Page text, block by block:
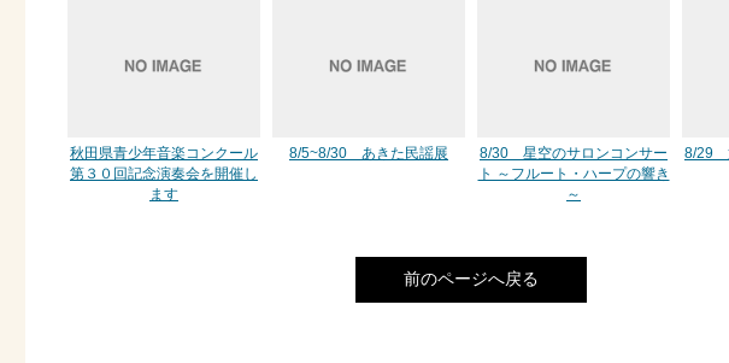
秋田県青少年音楽コンクール
第３０回記念演奏会を開催し
ます
8/5~8/30 あきた民謡展
8/30 星空のサロンコンサー
ト ～フルート・ハープの響き
～
8/29
前のページへ戻る